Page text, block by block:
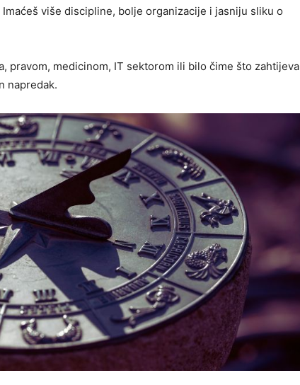
više discipline, bolje organizacije i jasniju sliku o
pravom, medicinom, IT sektorom ili bilo čime što zahtijeva
napredak.